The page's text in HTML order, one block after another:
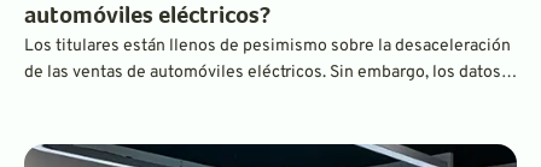
automóviles eléctricos?
Los titulares están llenos de pesimismo sobre la desaceleración
de las ventas de automóviles eléctricos. Sin embargo, los datos
anteriores, muchas marcas siguen acelerando su transición a los